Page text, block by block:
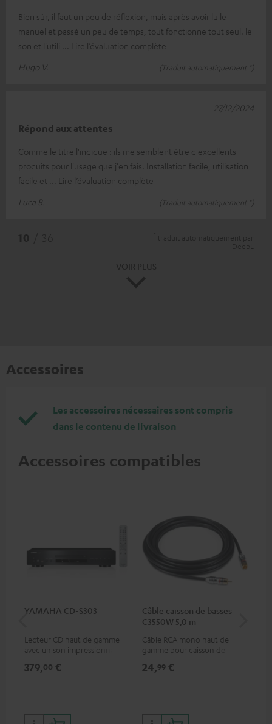
Bien sûr, il faut un peu de réflexion, mais après avoir lu le
manuel et passé un peu de temps, tout fonctionne tout seul. le
son et l'utili
Lire l’évaluation complète
Hugo V.
(Traduit automatiquement *)
Répond aux attentes
Comme le titre l'indique : ils me semblent être d'excellents
produits pour l'usage que j'en fais. Installation facile, utilisation
facile et
Lire l’évaluation complète
Luca B.
(Traduit automatiquement *)
27/12/2024
Accessoires
Les accessoires nécessaires sont compris
dans le contenu de livraison
Accessoires compatibles
YAMAHA CD-S303
Lecteur CD haut de gamme
avec un son impressionnant
379,00 €
Câble caisson de basses
C3550W 5,0 m
Câble RCA mono haut de
gamme pour caisson de
24,99 €